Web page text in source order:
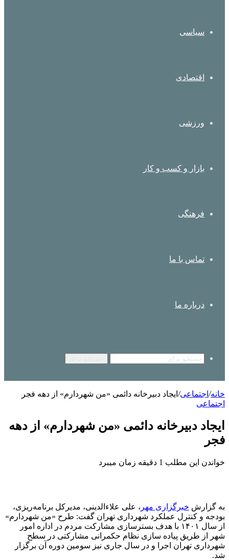
سیاسی
اقتصادی
ورزشی
بازار و کسب و کار
فرهنگی
تماس با ما
درباره ما
خانه/ اجتماعی/ ایجاد دبیرخانه دائمی «من شهردارم» از دهه فجر
اجتماعی
ایجاد دبیرخانه دائمی «من شهردارم» از دهه
فجر
خواندن این مطلب 1 دقیقه زمان میبرد
به گزارش خبرگزاری مهر ، علی علاءالدینی، مدیرکل برنامه‌ریزی،
بودجه و کنترل عملکرد شهرداری تهران گفت: طرح «من شهردارم»
از سال ۱۴۰۱ با هدف بسترسازی مشارکت مردم در اداره امور
شهر از طریق پیاده سازی نظام حکمرانی مشارکتی در سطح
شهرداری تهران اجرا و در سال جاری نیز سومین دوره آن برگزار
شد.